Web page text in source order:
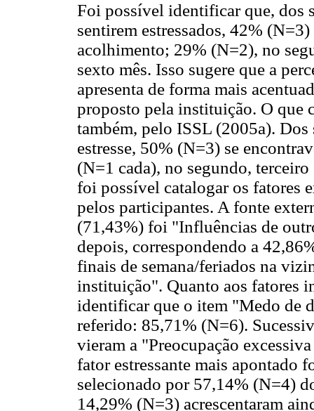
Foi possível identificar que, dos
sentirem estressados, 42%
acolhimento; 29% (N=2), no
sexto mês. Isso sugere que a
apresenta de forma mais
proposto pela instituição. O que
também, pelo ISSL (2005a). Dos
estresse, 50% (N=3) se
(N=1 cada), no segundo,
foi possível catalogar os fatores
pelos participantes. A fonte
(71,43%) foi "Influências de
depois, correspondendo a
finais de semana/feriados na
instituição". Quanto aos fatores
identificar que o item "Medo de
referido: 85,71% (N=6).
vieram a "Preocupação
fator estressante mais apontado
selecionado por 57,14% (N=4)
14,29% (N=3) acrescentaram